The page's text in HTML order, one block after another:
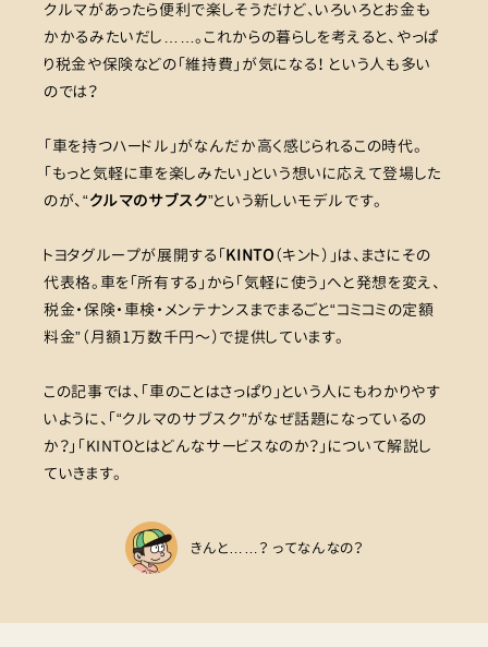
クルマがあったら便利で楽しそうだけど、いろいろとお金も
かかるみたいだし……。これからの暮らしを考えると、やっぱ
り税金や保険などの「維持費」が気になる！ という人も多い
のでは？
「車を持つハードル」がなんだか高く感じられるこの時代。
「もっと気軽に車を楽しみたい」という想いに応えて登場した
のが、“クルマのサブスク”という新しいモデルです。
トヨタグループが展開する「KINTO（キント）」は、まさにその
代表格。車を「所有する」から「気軽に使う」へと発想を変え、
税金・保険・車検・メンテナンスまでまるごと“コミコミの定額
料金”（月額1万数千円〜）で提供しています。
この記事では、「車のことはさっぱり」という人にもわかりやす
いように、「“クルマのサブスク”がなぜ話題になっているの
か？」「KINTOとはどんなサービスなのか？」について解説し
ていきます。
きんと……？ ってなんなの？